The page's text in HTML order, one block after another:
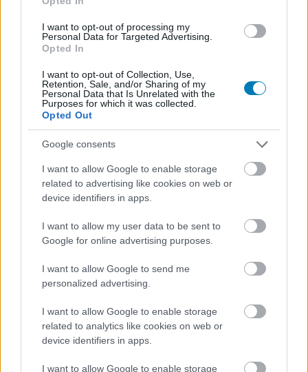
I want to opt-out of processing my
Personal Data for Targeted Advertising.
Opted In
I want to opt-out of Collection, Use,
Retention, Sale, and/or Sharing of my
Personal Data that Is Unrelated with the
Purposes for which it was collected.
Opted Out
Google consents
I want to allow Google to enable storage
related to advertising like cookies on web or
device identifiers in apps.
I want to allow my user data to be sent to
Google for online advertising purposes.
I want to allow Google to send me
personalized advertising.
I want to allow Google to enable storage
related to analytics like cookies on web or
device identifiers in apps.
I want to allow Google to enable storage
Fröcsög a vér a The Boys
előzménysorozta, a Vought
Chavalier|2026 május 22. 16:25
A várakozásoknak megfelelően brutálisra
sikerült Soldier Boy visszatérése.
Unmute Loaded
21.44%
Alig ért véget a The Boys az ötödik évaddal
, az Amazon
streamingplatformja máris bedobta a következő adag
szuperhősös őrületet. Befutott ugyanis a Vought Rising
első előzetese, amely hivatalosan is megerősítette, hogy
előzménysorozata. A trailer alapján pedig láthatóan egy
pillanatig sem akarja visszafogni magát.
A történet az 1950-es évek New Yorkjába repíti vissza a